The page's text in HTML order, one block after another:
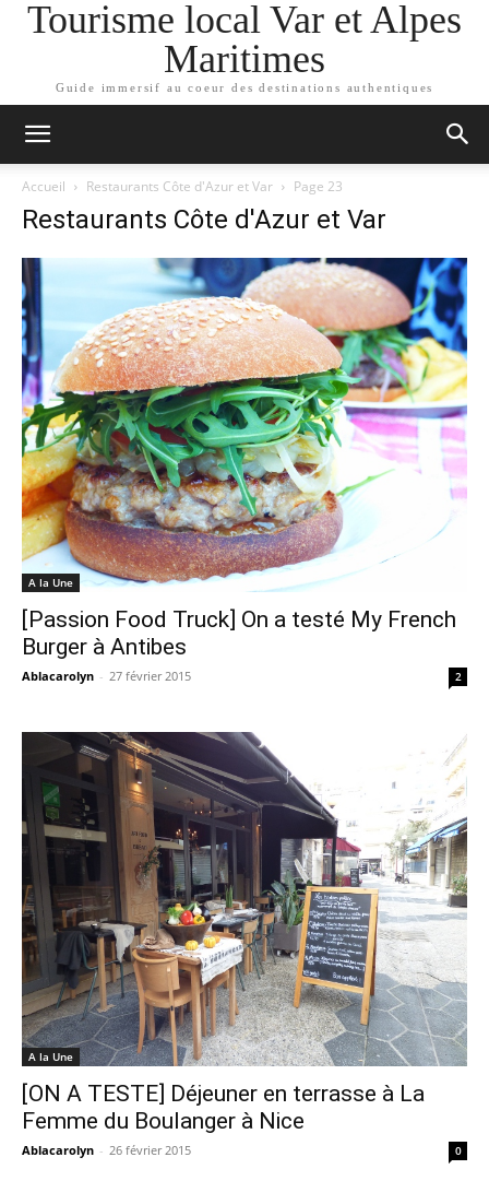
Tourisme local Var et Alpes
Maritimes
Guide immersif au coeur des destinations authentiques
Accueil Restaurants Côte d'Azur et Var Page 23
Restaurants Côte d'Azur et Var
A la Une
[Passion Food Truck] On a testé My French
Burger à Antibes
Ablacarolyn - 27 février 2015 2
A la Une
[ON A TESTE] Déjeuner en terrasse à La
Femme du Boulanger à Nice
Ablacarolyn - 26 février 2015 0